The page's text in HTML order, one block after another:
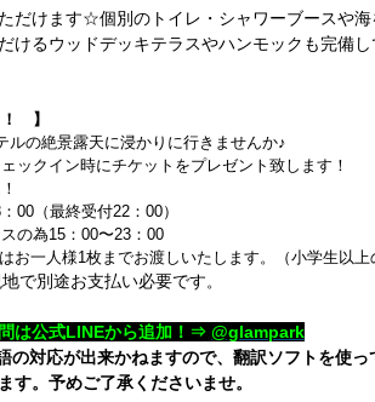
だけます☆個別のトイレ・シャワーブースや海
けるウッドデッキテラスやハンモックも完備し
】
ルの絶景露天に浸かりに行きませんか♪
ックイン時にチケットをプレゼント致します！
00（最終受付22：00）
の為15：00〜23：00
お一人様1枚までお渡しいたします。（小学生以上
で別途お支払い必要です。
は公式LINEから追加！⇒ @glampark
の対応が出来かねますので、翻訳ソフトを使っ
す。予めご了承くださいませ。